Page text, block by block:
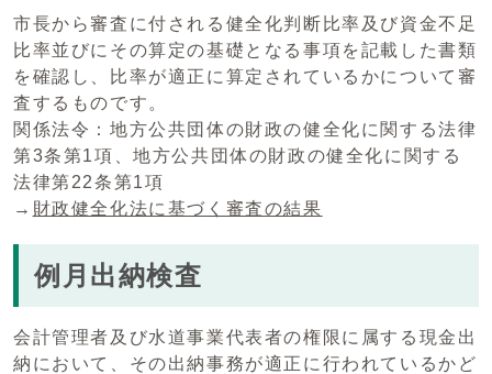
市長から審査に付される健全化判断比率及び資金不足
比率並びにその算定の基礎となる事項を記載した書類
を確認し、比率が適正に算定されているかについて審
査するものです。
関係法令：地方公共団体の財政の健全化に関する法律
第3条第1項、地方公共団体の財政の健全化に関する
法律第22条第1項
→ 財政健全化法に基づく審査の結果
例月出納検査
会計管理者及び水道事業代表者の権限に属する現金出
納において、その出納事務が適正に行われているかど